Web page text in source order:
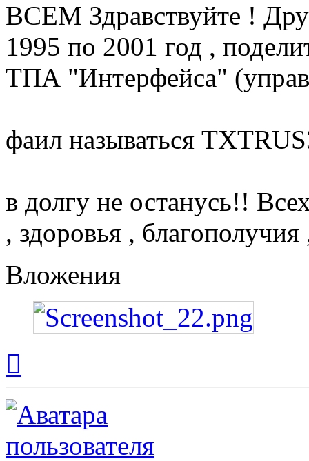
ВСЕМ Здравствуйте !
1995 по 2001 год ,
ТПА "Интерфейса"
фаил называться
в долгу не останусь!!
, здоровья ,
Вложения
началу